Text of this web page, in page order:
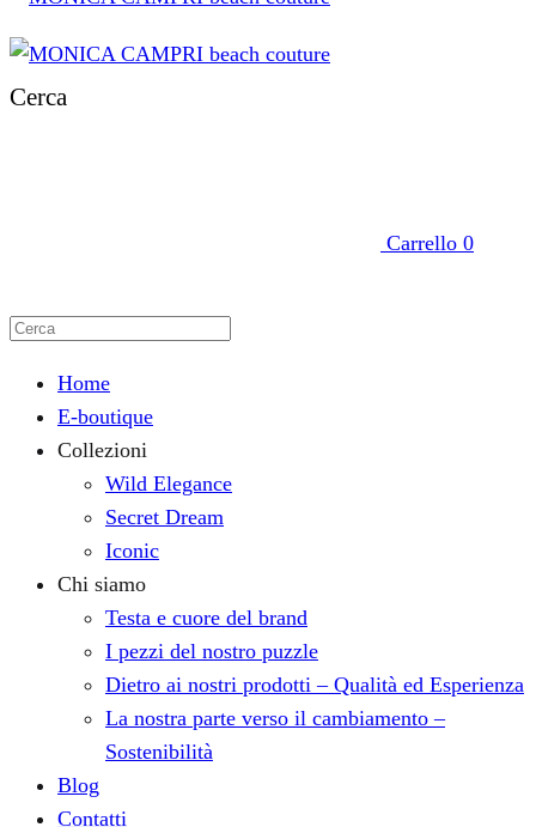
Carrello 0
Cerca
Home
E-boutique
Collezioni
Wild Elegance
Secret Dream
Iconic
Chi siamo
Testa e cuore del brand
I pezzi del nostro puzzle
Dietro ai nostri prodotti – Qualità ed Esperienza
La nostra parte verso il cambiamento –
Sostenibilità
Blog
Contatti